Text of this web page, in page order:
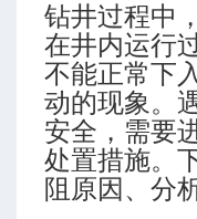
钻井过程中
在井内运行
不能正常下
动的现象。
安全，需要
处置措施。
阻原因、分